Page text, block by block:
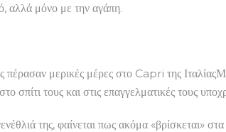
αλλά μόνο με την αγάπη.
μερικές μέρες στο Capri της
τους και στις επαγγελματικές τους
της, φαίνεται πως ακόμα «βρίσκεται»